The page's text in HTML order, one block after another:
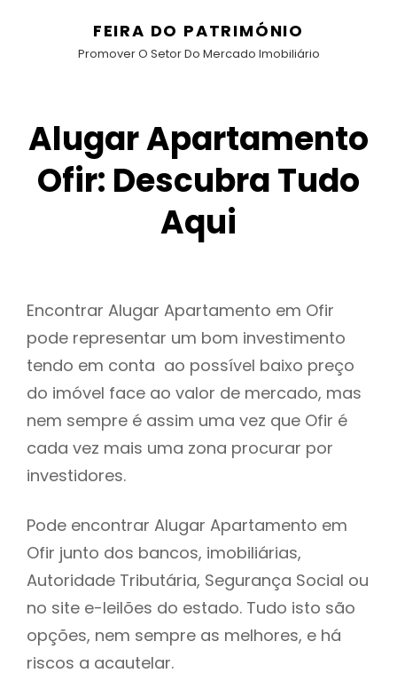
FEIRA DO PATRIMÓNIO
Promover O Setor Do Mercado Imobiliário
Alugar Apartamento
Ofir: Descubra Tudo
Aqui
Encontrar Alugar Apartamento em Ofir
pode representar um bom investimento
tendo em conta ao possível baixo preço
do imóvel face ao valor de mercado, mas
nem sempre é assim uma vez que Ofir é
cada vez mais uma zona procurar por
investidores.
Pode encontrar Alugar Apartamento em
Ofir junto dos bancos, imobiliárias,
Autoridade Tributária, Segurança Social ou
no site e-leilões do estado. Tudo isto são
opções, nem sempre as melhores, e há
riscos a acautelar.